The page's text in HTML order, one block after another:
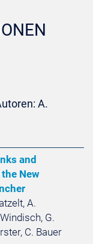
A.
and
New
A.
G.
C. Bauer